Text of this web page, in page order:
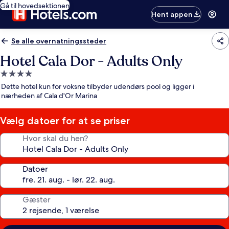
Gå til hovedsektionen
Hent appen
Se alle overnatningssteder
Hotel Cala Dor - Adults Only
4.0-
stjernet
overnatningssted
Dette hotel kun for voksne tilbyder udendørs pool og ligger i
nærheden af Cala d'Or Marina
Vælg datoer for at se priser
Hvor skal du hen?
Datoer
Gæster